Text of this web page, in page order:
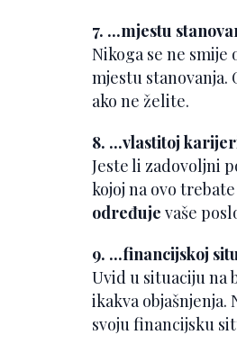
7. ...mjestu
Nikoga se ne smije
mjestu stanovanja.
ako ne želite.
8. ...vlastitoj
Jeste li zadovoljni
kojoj na ovo
određuje vaše
9. ...financijskoj
Uvid u situaciju na
ikakva
svoju financijsku